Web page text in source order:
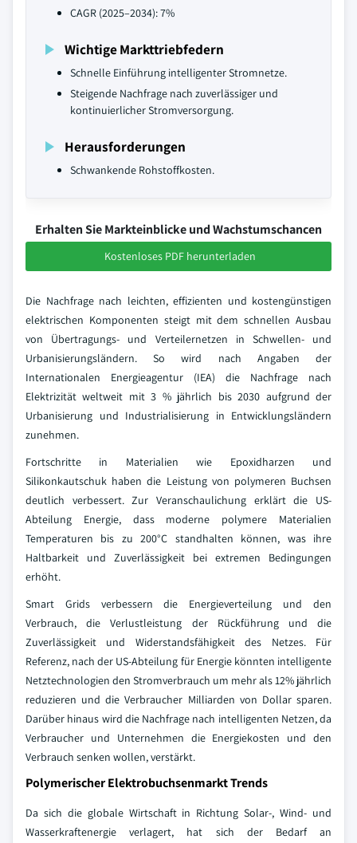
CAGR (2025–2034): 7%
Wichtige Markttriebfedern
Schnelle Einführung intelligenter Stromnetze.
Steigende Nachfrage nach zuverlässiger und
kontinuierlicher Stromversorgung.
Herausforderungen
Schwankende Rohstoffkosten.
Erhalten Sie Markteinblicke und Wachstumschancen
Kostenloses PDF herunterladen
Die Nachfrage nach leichten, effizienten und kostengünstigen
elektrischen Komponenten steigt mit dem schnellen Ausbau
von Übertragungs- und Verteilernetzen in Schwellen- und
Urbanisierungsländern. So wird nach Angaben der
Internationalen Energieagentur (IEA) die Nachfrage nach
Elektrizität weltweit mit 3 % jährlich bis 2030 aufgrund der
Urbanisierung und Industrialisierung in Entwicklungsländern
zunehmen.
Fortschritte in Materialien wie Epoxidharzen und
Silikonkautschuk haben die Leistung von polymeren Buchsen
deutlich verbessert. Zur Veranschaulichung erklärt die US-
Abteilung Energie, dass moderne polymere Materialien
Temperaturen bis zu 200°C standhalten können, was ihre
Haltbarkeit und Zuverlässigkeit bei extremen Bedingungen
erhöht.
Smart Grids verbessern die Energieverteilung und den
Verbrauch, die Verlustleistung der Rückführung und die
Zuverlässigkeit und Widerstandsfähigkeit des Netzes. Für
Referenz, nach der US-Abteilung für Energie könnten intelligente
Netztechnologien den Stromverbrauch um mehr als 12% jährlich
reduzieren und die Verbraucher Milliarden von Dollar sparen.
Darüber hinaus wird die Nachfrage nach intelligenten Netzen, da
Verbraucher und Unternehmen die Energiekosten und den
Verbrauch senken wollen, verstärkt.
Polymerischer Elektrobuchsenmarkt Trends
Da sich die globale Wirtschaft in Richtung Solar-, Wind- und
Wasserkraftenergie verlagert, hat sich der Bedarf an